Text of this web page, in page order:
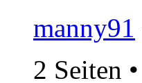
manny91
2 Seiten •